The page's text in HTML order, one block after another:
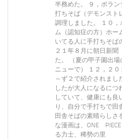
半務めた。 ９，ボラ
打ちそば（デモンスト
調理しました。 １０
ム（認知症の方）ホー
いてる人に手打ちそば
２１年８月に朝日新聞
た。 （夏の甲子園出
ニューで） １２，２
～ず２で紹介されまし
したが大人になるにつ
していて、健康にも良
り、自分で手打ちで田
田舎そばの素晴らしさ
な漫画は、ONE
る力士、稀勢の里